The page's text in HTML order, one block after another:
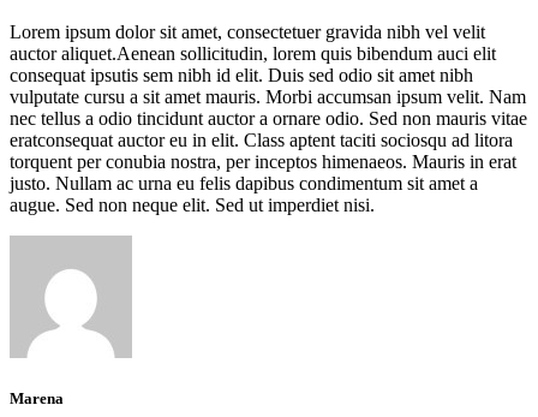
Lorem ipsum dolor sit amet, consectetuer gravida nibh vel velit
auctor aliquet.Aenean sollicitudin, lorem quis bibendum auci elit
consequat ipsutis sem nibh id elit. Duis sed odio sit amet nibh
vulputate cursu a sit amet mauris. Morbi accumsan ipsum velit. Nam
nec tellus a odio tincidunt auctor a ornare odio. Sed non mauris vitae
eratconsequat auctor eu in elit. Class aptent taciti sociosqu ad litora
torquent per conubia nostra, per inceptos himenaeos. Mauris in erat
justo. Nullam ac urna eu felis dapibus condimentum sit amet a
augue. Sed non neque elit. Sed ut imperdiet nisi.
Marena